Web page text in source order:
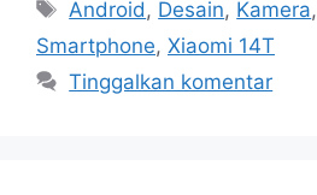
Tag
Android, Desain, Kamera,
Smartphone, Xiaomi 14T
Tinggalkan komentar